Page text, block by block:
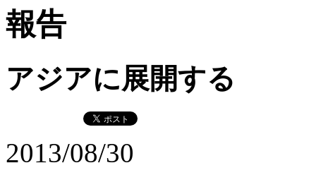
アジアに展開する
2013/08/30